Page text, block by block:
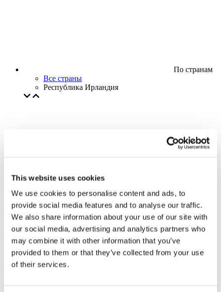
This website uses cookies
We use cookies to personalise content and ads, to
provide social media features and to analyse our traffic.
We also share information about your use of our site with
our social media, advertising and analytics partners who
may combine it with other information that you’ve
provided to them or that they’ve collected from your use
of their services.
По странам
Все страны
Республика Ирландия